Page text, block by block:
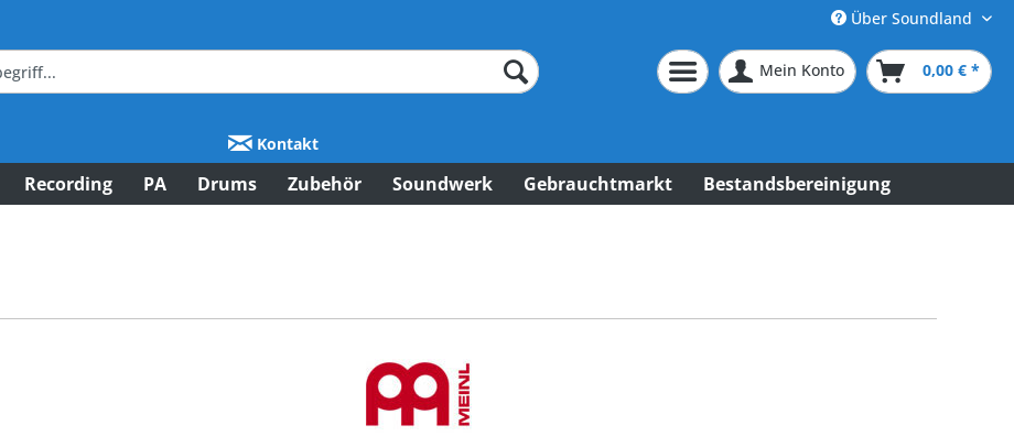
Über Soundland
Mein Konto 0,00 € *
Kontakt
Recording PA Drums Zubehör Soundwerk Gebrauchtmarkt Bestandsbereinigung